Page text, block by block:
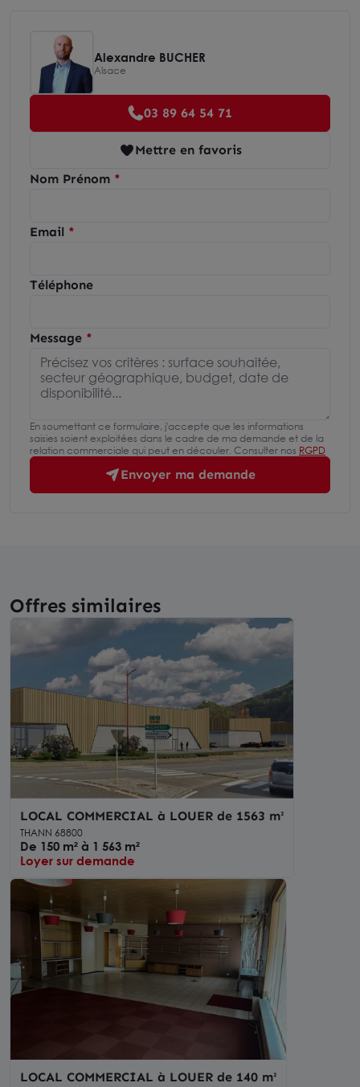
Alexandre BUCHER
Alsace
03 89 64 54 71
Mettre en favoris
Nom Prénom
Email
Téléphone
Message
En soumettant ce formulaire, j'accepte que les informations
saisies soient exploitées dans le cadre de ma demande et de la
relation commerciale qui peut en découler. Consulter nos RGPD
Envoyer ma demande
Offres similaires
LOCAL COMMERCIAL à LOUER de 1563 m²
THANN 68800
De 150 m² à 1 563 m²
Loyer sur demande
LOCAL COMMERCIAL à LOUER de 140 m²